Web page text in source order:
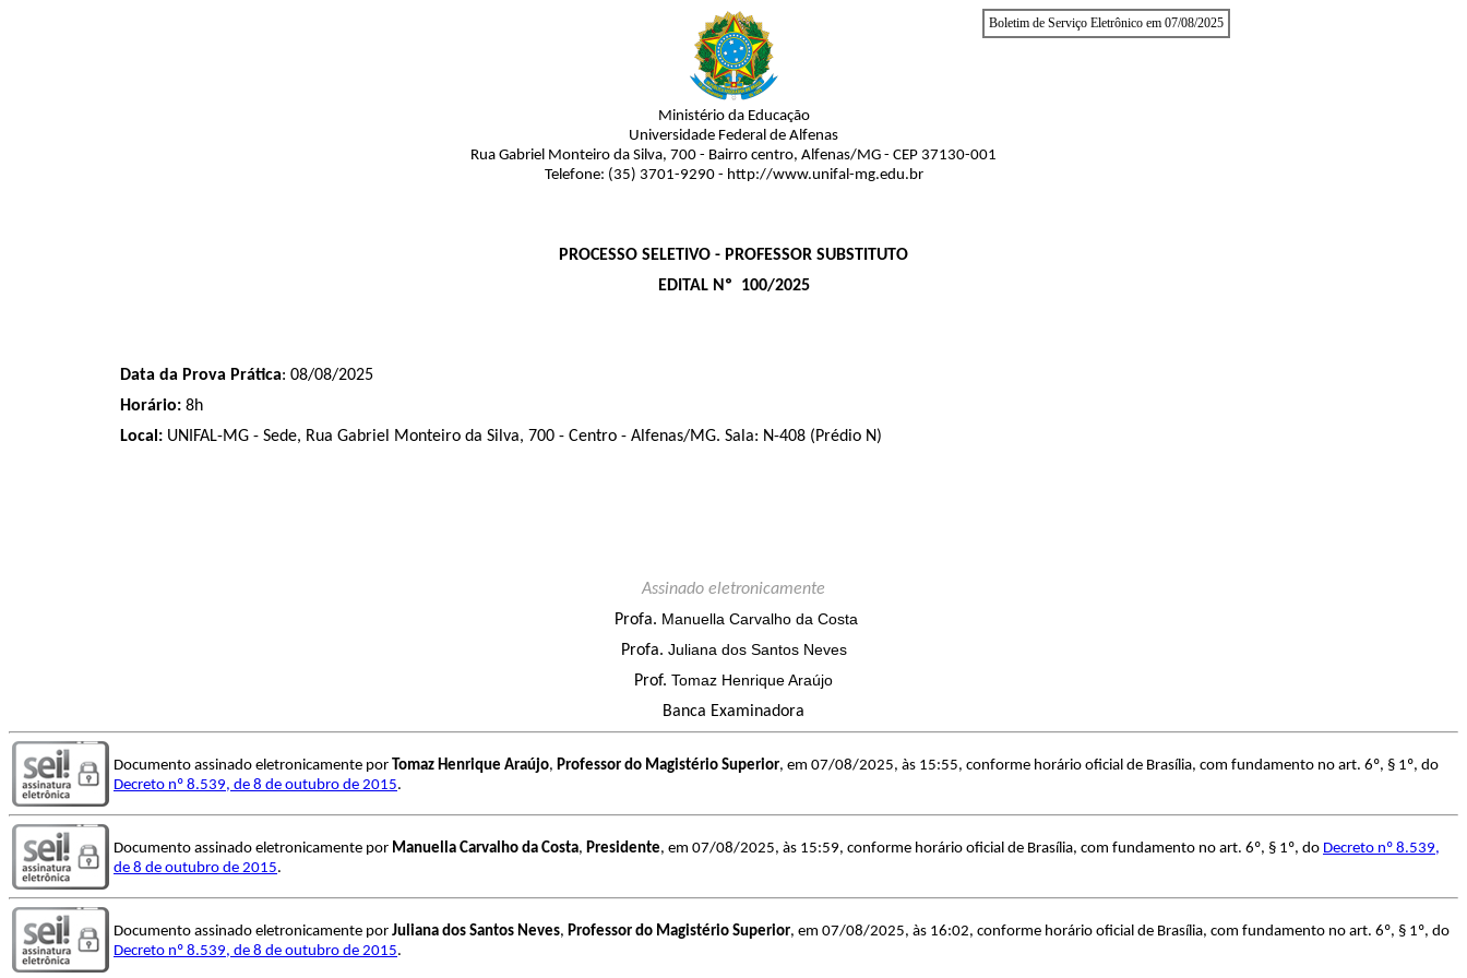
Boletim de Serviço Eletrônico em 07/08/2025
Ministério da Educação
Universidade Federal de Alfenas
Rua Gabriel Monteiro da Silva, 700 - Bairro centro, Alfenas/MG - CEP 37130-001
Telefone: (35) 3701-9290 - http://www.unifal-mg.edu.br
PROCESSO SELETIVO - PROFESSOR SUBSTITUTO
EDITAL Nº​ 100/2025
Data da Prova Prática: 08/08/2025
Horário: 8h
Local: UNIFAL-MG - Sede, Rua Gabriel Monteiro da Silva, 700 - Centro - Alfenas/MG. Sala: N-408 (Prédio N)
Assinado eletronicamente
Profa. Manuella Carvalho da Costa
Profa. Juliana dos Santos Neves
Prof. Tomaz Henrique Araújo
Banca Examinadora
Documento assinado eletronicamente por Tomaz Henrique Araújo, Professor do Magistério Superior, em 07/08/2025, às 15:55, conforme horário oficial de Brasília, com fundamento no art. 6º, § 1º, do
Decreto nº 8.539, de 8 de outubro de 2015.
Documento assinado eletronicamente por Manuella Carvalho da Costa, Presidente, em 07/08/2025, às 15:59, conforme horário oficial de Brasília, com fundamento no art. 6º, § 1º, do Decreto nº 8.539,
de 8 de outubro de 2015.
Documento assinado eletronicamente por Juliana dos Santos Neves, Professor do Magistério Superior, em 07/08/2025, às 16:02, conforme horário oficial de Brasília, com fundamento no art. 6º, § 1º, do
Decreto nº 8.539, de 8 de outubro de 2015.